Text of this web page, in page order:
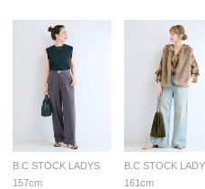
B.C STOCK LADYS
157cm
B.C STOCK
161cm